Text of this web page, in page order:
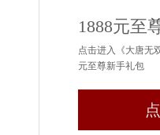
1888元至
点击进入《大唐无
元至尊新手礼包